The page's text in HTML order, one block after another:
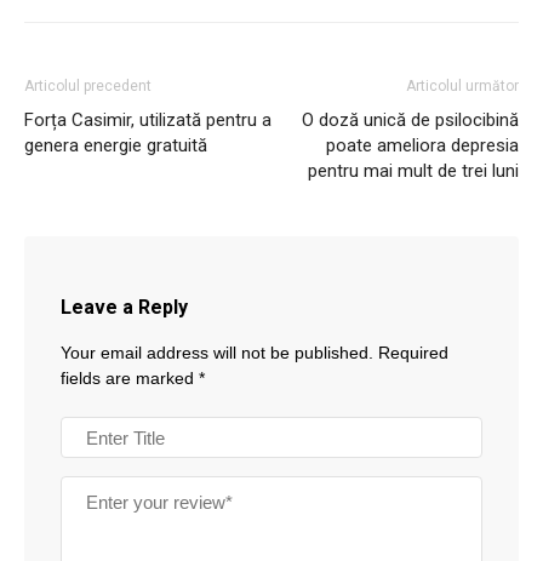
Articolul precedent
Forța Casimir, utilizată pentru a
genera energie gratuită
Articolul următor
O doză unică de psilocibină
poate ameliora depresia
pentru mai mult de trei luni
Leave a Reply
Your email address will not be published.
Required
fields are marked *